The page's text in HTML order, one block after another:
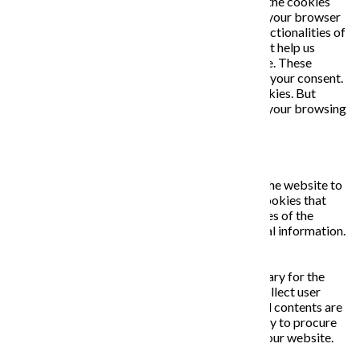
that are categorized as necessary are stored on your browser
as they are essential for the working of basic functionalities of
the website. We also use third-party cookies that help us
analyze and understand how you use this website. These
cookies will be stored in your browser only with your consent.
You also have the option to opt-out of these cookies. But
opting out of some of these cookies may affect your browsing
Necessary cookies are absolutely essential for the website to
function properly. This category only includes cookies that
ensures basic functionalities and security features of the
website. These cookies do not store any personal information.
Any cookies that may not be particularly necessary for the
website to function and is used specifically to collect user
personal data via analytics, ads, other embedded contents are
termed as non-necessary cookies. It is mandatory to procure
user consent prior to running these cookies on your website.